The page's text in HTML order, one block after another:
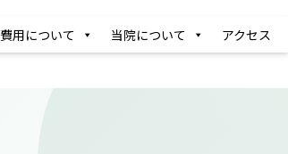
費用について 当院について アクセス